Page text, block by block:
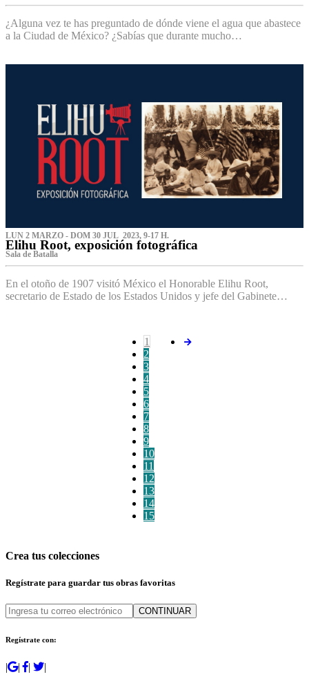
¿Alguna vez te has preguntado de dónde viene el agua que abastece
a la Ciudad de México? ¿Sabías que durante mucho…
LUN 2 MARZO - DOM 30 JUL 2023, 9-17 H.
Elihu Root, exposición fotográfica
Sala de Batalla
En el otoño de 1907 visitó México el Honorable Elihu Root,
secretario de Estado de los Estados Unidos y jefe del Gabinete…
1
2
3
4
5
6
7
8
9
10
11
12
13
14
15
Crea tus colecciones
Regístrate para guardar tus obras favoritas
CONTINUAR
Regístrate con:
| | | |